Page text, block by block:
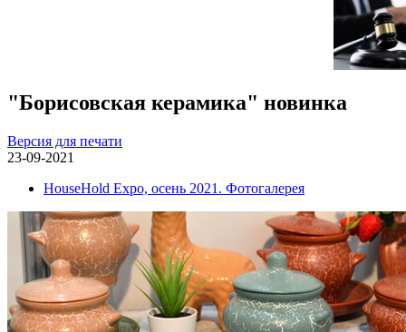
"Борисовская керамика" новинка
Версия для печати
23-09-2021
HouseHold Expo, осень 2021. Фотогалерея